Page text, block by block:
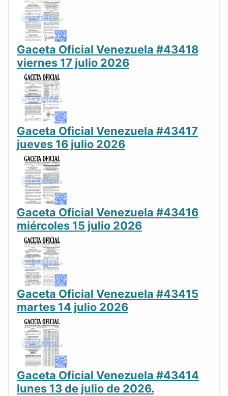
Gaceta Oficial Venezuela #43418
viernes 17 julio 2026
Gaceta Oficial Venezuela #43417
jueves 16 julio 2026
Gaceta Oficial Venezuela #43416
miércoles 15 julio 2026
Gaceta Oficial Venezuela #43415
martes 14 julio 2026
Gaceta Oficial Venezuela #43414
lunes 13 de julio de 2026.